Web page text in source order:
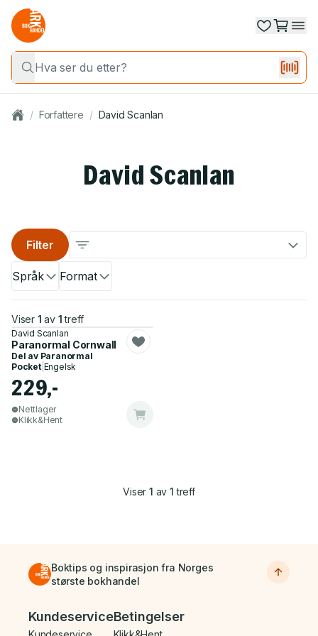
/ Forfattere / David Scanlan
David Scanlan
Språk Format
Filter
Viser 1 av 1 treff
David Scanlan
Paranormal Cornwall
Del av Paranormal
Pocket| Engelsk
229,-
Nettlager
Klikk&Hent
Viser1 av 1 treff
Boktips og inspirasjon fra Norges
største bokhandel
Bunnmeny
KundeserviceBetingelser